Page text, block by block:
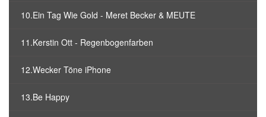
10.Ein Tag Wie Gold - Meret Becker & MEUTE
11.Kerstin Ott - Regenbogenfarben
12.Wecker Töne iPhone
13.Be Happy